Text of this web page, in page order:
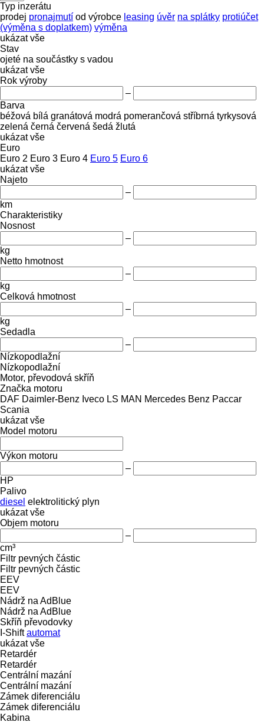
Typ inzerátu
prodej pronajmutí od výrobce leasing úvěr na splátky protiúčet
(výměna s doplatkem) výměna
ukázat vše
Stav
ojeté na součástky s vadou
ukázat vše
Rok výroby
–
Barva
béžová bílá granátová modrá pomerančová stříbrná tyrkysová
zelená černá červená šedá žlutá
ukázat vše
Euro
Euro 2 Euro 3 Euro 4 Euro 5 Euro 6
ukázat vše
Najeto
–
km
Charakteristiky
Nosnost
–
kg
Netto hmotnost
–
kg
Celková hmotnost
–
kg
Sedadla
–
Nízkopodlažní
Nízkopodlažní
Motor, převodová skříň
Značka motoru
DAF Daimler-Benz Iveco LS MAN Mercedes Benz Paccar
Scania
ukázat vše
Model motoru
Výkon motoru
–
HP
Palivo
diesel elektrolitický plyn
ukázat vše
Objem motoru
–
cm³
Filtr pevných částic
Filtr pevných částic
EEV
EEV
Nádrž na AdBlue
Nádrž na AdBlue
Skříň převodovky
I-Shift automat
ukázat vše
Retardér
Retardér
Centrální mazání
Centrální mazání
Zámek diferenciálu
Zámek diferenciálu
Kabina